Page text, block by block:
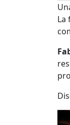
La